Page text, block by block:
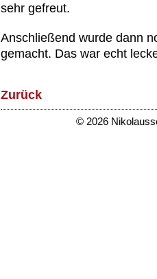
sehr gefreut.
Anschließend wurde dann
gemacht. Das war echt
Zurück
© 2026